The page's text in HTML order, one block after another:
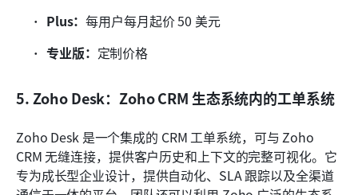
Plus：每用户每月起价 50 美元
专业版： 定制价格
5. Zoho Desk：Zoho CRM 生态系统内的工单系统
Zoho Desk 是一个集成的 CRM 工单系统，可与 Zoho
CRM 无缝连接，提供客户历史和上下文的完整可视化。它
专为成长型企业设计，提供自动化、SLA 跟踪以及全渠道